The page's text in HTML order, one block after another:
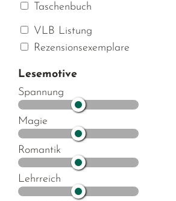
Taschenbuch
VLB Listung
Rezensionsexemplare
Lesemotive
Spannung
Magie
Romantik
Lehrreich